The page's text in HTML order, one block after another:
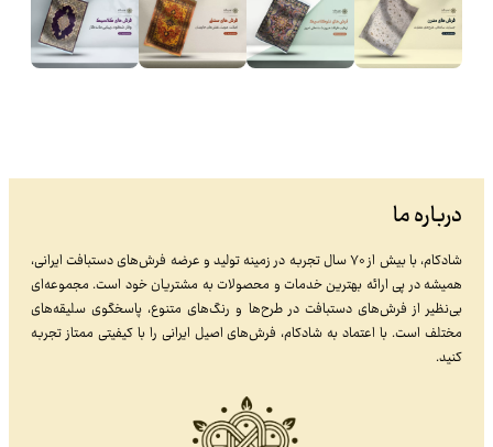
درباره ما
شادکام، با بیش از ۷۰ سال تجربه در زمینه تولید و عرضه فرش‌های دستبافت ایرانی،
همیشه در پی ارائه بهترین خدمات و محصولات به مشتریان خود است. مجموعه‌ای
بی‌نظیر از فرش‌های دستبافت در طرح‌ها و رنگ‌های متنوع، پاسخگوی سلیقه‌های
مختلف است. با اعتماد به شادکام، فرش‌های اصیل ایرانی را با کیفیتی ممتاز تجربه
کنید.